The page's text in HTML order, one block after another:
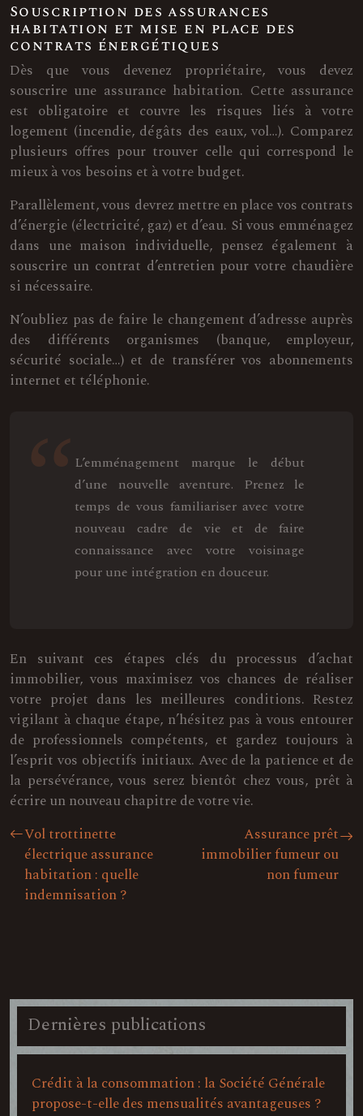
Souscription des assurances
habitation et mise en place des
contrats énergétiques
Dès que vous devenez propriétaire, vous devez
souscrire une assurance habitation. Cette assurance
est obligatoire et couvre les risques liés à votre
logement (incendie, dégâts des eaux, vol…). Comparez
plusieurs offres pour trouver celle qui correspond le
mieux à vos besoins et à votre budget.
Parallèlement, vous devrez mettre en place vos contrats
d’énergie (électricité, gaz) et d’eau. Si vous emménagez
dans une maison individuelle, pensez également à
souscrire un contrat d’entretien pour votre chaudière
si nécessaire.
N’oubliez pas de faire le changement d’adresse auprès
des différents organismes (banque, employeur,
sécurité sociale…) et de transférer vos abonnements
internet et téléphonie.
L’emménagement marque le début
d’une nouvelle aventure. Prenez le
temps de vous familiariser avec votre
nouveau cadre de vie et de faire
connaissance avec votre voisinage
pour une intégration en douceur.
En suivant ces étapes clés du processus d’achat
immobilier, vous maximisez vos chances de réaliser
votre projet dans les meilleures conditions. Restez
vigilant à chaque étape, n’hésitez pas à vous entourer
de professionnels compétents, et gardez toujours à
l’esprit vos objectifs initiaux. Avec de la patience et de
la persévérance, vous serez bientôt chez vous, prêt à
écrire un nouveau chapitre de votre vie.
Vol trottinette
électrique assurance
habitation : quelle
indemnisation ?
Assurance prêt
immobilier fumeur ou
non fumeur
Dernières publications
Crédit à la consommation : la Société Générale
propose-t-elle des mensualités avantageuses ?